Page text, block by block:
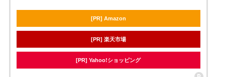
[PR] Amazon
[PR] 楽天市場
[PR] Yahoo!ショッピング